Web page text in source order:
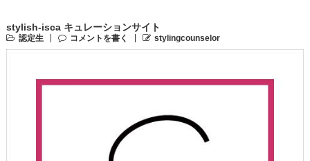
stylish-isca キュレーションサイト
認定生 コメントを書く stylingcounselor